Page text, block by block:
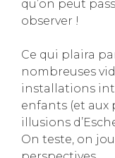
qu’on peut
observer !
Ce qui plaira
nombreuses
installations
enfants (et aux
illusions
On teste, on